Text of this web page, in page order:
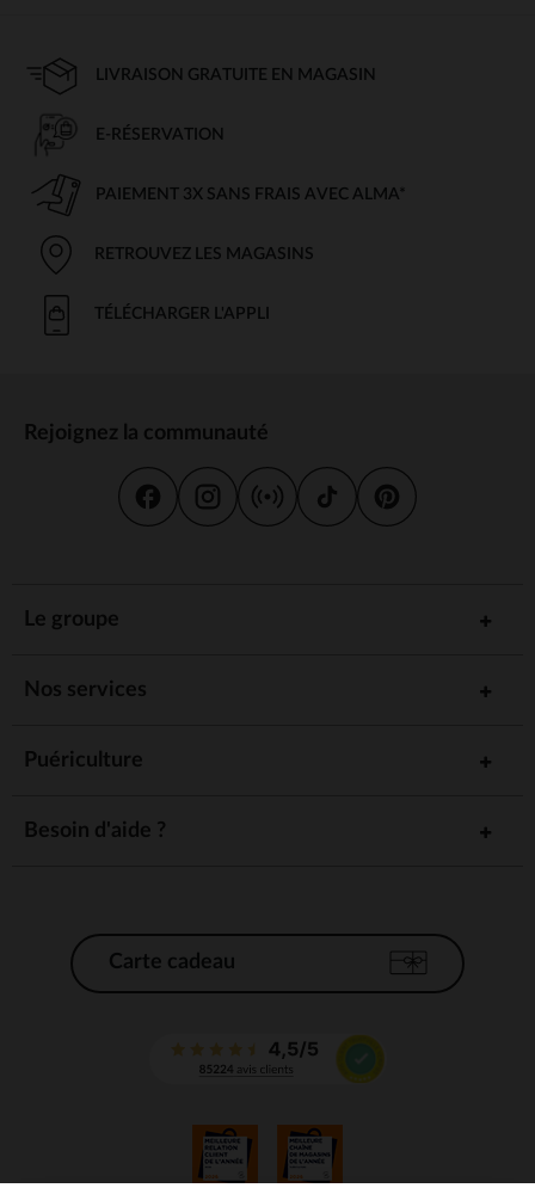
LIVRAISON GRATUITE EN MAGASIN
E-RÉSERVATION
PAIEMENT 3X SANS FRAIS AVEC ALMA*
RETROUVEZ LES MAGASINS
TÉLÉCHARGER L'APPLI
Rejoignez la communauté
Le groupe
Nos services
Puériculture
Besoin d'aide ?
Carte cadeau